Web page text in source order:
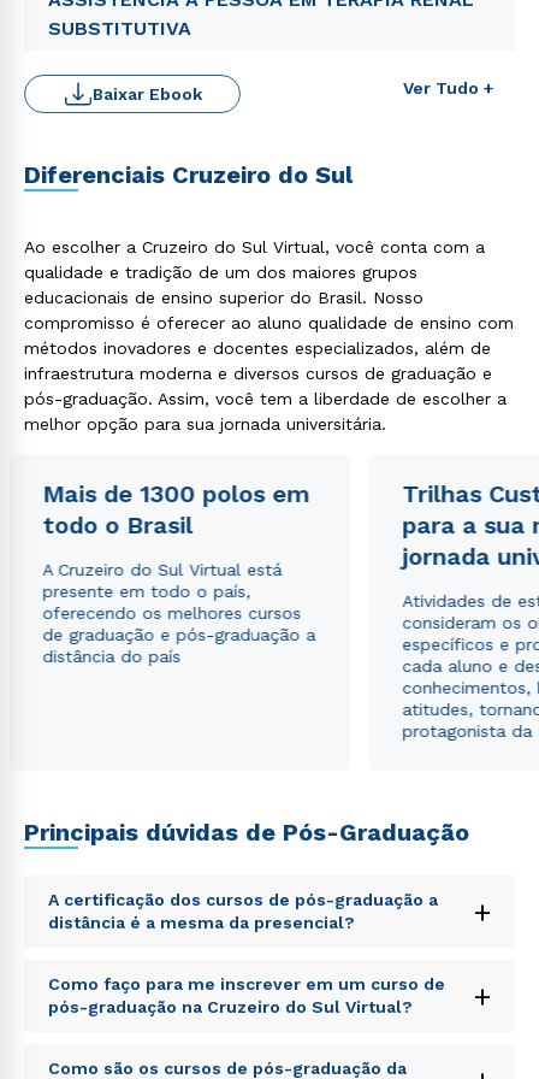
SUBSTITUTIVA
Ver Tudo +
Baixar Ebook
Diferenciais Cruzeiro do Sul
Ao escolher a Cruzeiro do Sul Virtual, você conta com a
qualidade e tradição de um dos maiores grupos
educacionais de ensino superior do Brasil. Nosso
compromisso é oferecer ao aluno qualidade de ensino com
métodos inovadores e docentes especializados, além de
infraestrutura moderna e diversos cursos de graduação e
pós-graduação. Assim, você tem a liberdade de escolher a
melhor opção para sua jornada universitária.
Mais de 1300 polos em
todo o Brasil
A Cruzeiro do Sul Virtual está
presente em todo o país,
oferecendo os melhores cursos
de graduação e pós-graduação a
distância do país
Trilhas
para a sua
jornada
Atividades de
consideram os
específicos e
cada aluno e
conhecimentos,
atitudes,
protagonista da
Principais dúvidas de Pós-Graduação
A certificação dos cursos de pós-graduação a
distância é a mesma da presencial?
+
Sed ut perspiciatis unde omnis iste natus error sit
voluptatem accusantium doloremque laudantium,
totam rem aperiam, eaque ipsa quae ab illo inventore
explicabo. Nemo enim ipsam voluptatem quia
Como faço para me inscrever em um curso de
pós-graduação na Cruzeiro do Sul Virtual?
+
Sed ut perspiciatis unde omnis iste natus error sit
Como são os cursos de pós-graduação da
Rápido e fácil
WhatsApp
ou
Política de Privacidade.e
autorizo que meus dados sejam utilizados para o
envio de conteúdos da Cruzeiro do Sul.